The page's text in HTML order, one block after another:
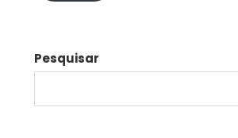
Pesquisar